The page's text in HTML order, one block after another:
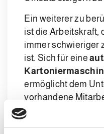
Ein weiterer zu
ist die Arbeitskraft,
immer schwieriger
ist. Sich für eine
ermöglicht dem
vorhandene
Aktivitäten zu